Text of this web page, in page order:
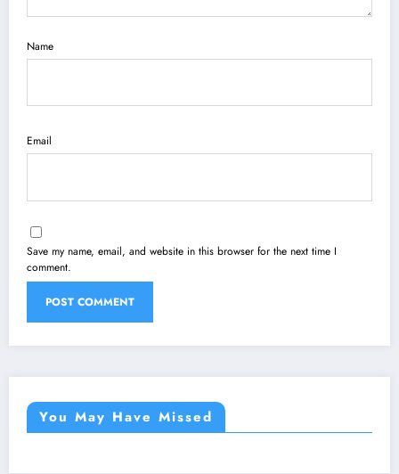
Name
Email
Save my name, email, and website in this browser for the next time I
comment.
You May Have Missed